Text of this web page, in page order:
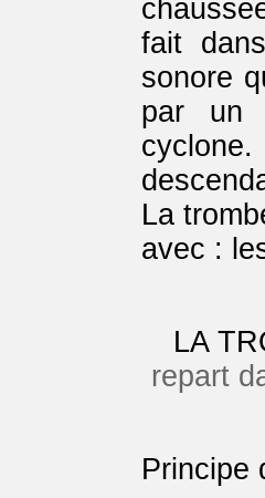
fait
sonore
par un
La
avec :
LA
repart
Principe